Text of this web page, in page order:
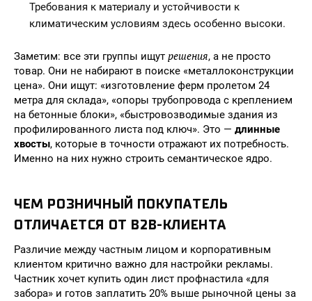
Требования к материалу и устойчивости к
климатическим условиям здесь особенно высоки.
Заметим: все эти группы ищут решения, а не просто
товар. Они не набирают в поиске «металлоконструкции
цена». Они ищут: «изготовление ферм пролетом 24
метра для склада», «опоры трубопровода с креплением
на бетонные блоки», «быстровозводимые здания из
профилированного листа под ключ». Это — длинные
хвосты, которые в точности отражают их потребность.
Именно на них нужно строить семантическое ядро.
ЧЕМ РОЗНИЧНЫЙ ПОКУПАТЕЛЬ
ОТЛИЧАЕТСЯ ОТ B2B-КЛИЕНТА
Различие между частным лицом и корпоративным
клиентом критично важно для настройки рекламы.
Частник хочет купить один лист профнастила «для
забора» и готов заплатить 20% выше рыночной цены за